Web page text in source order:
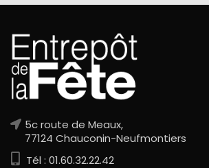
5c route de Meaux,
77124 Chauconin-Neufmontiers
Tél : 01.60.32.22.42